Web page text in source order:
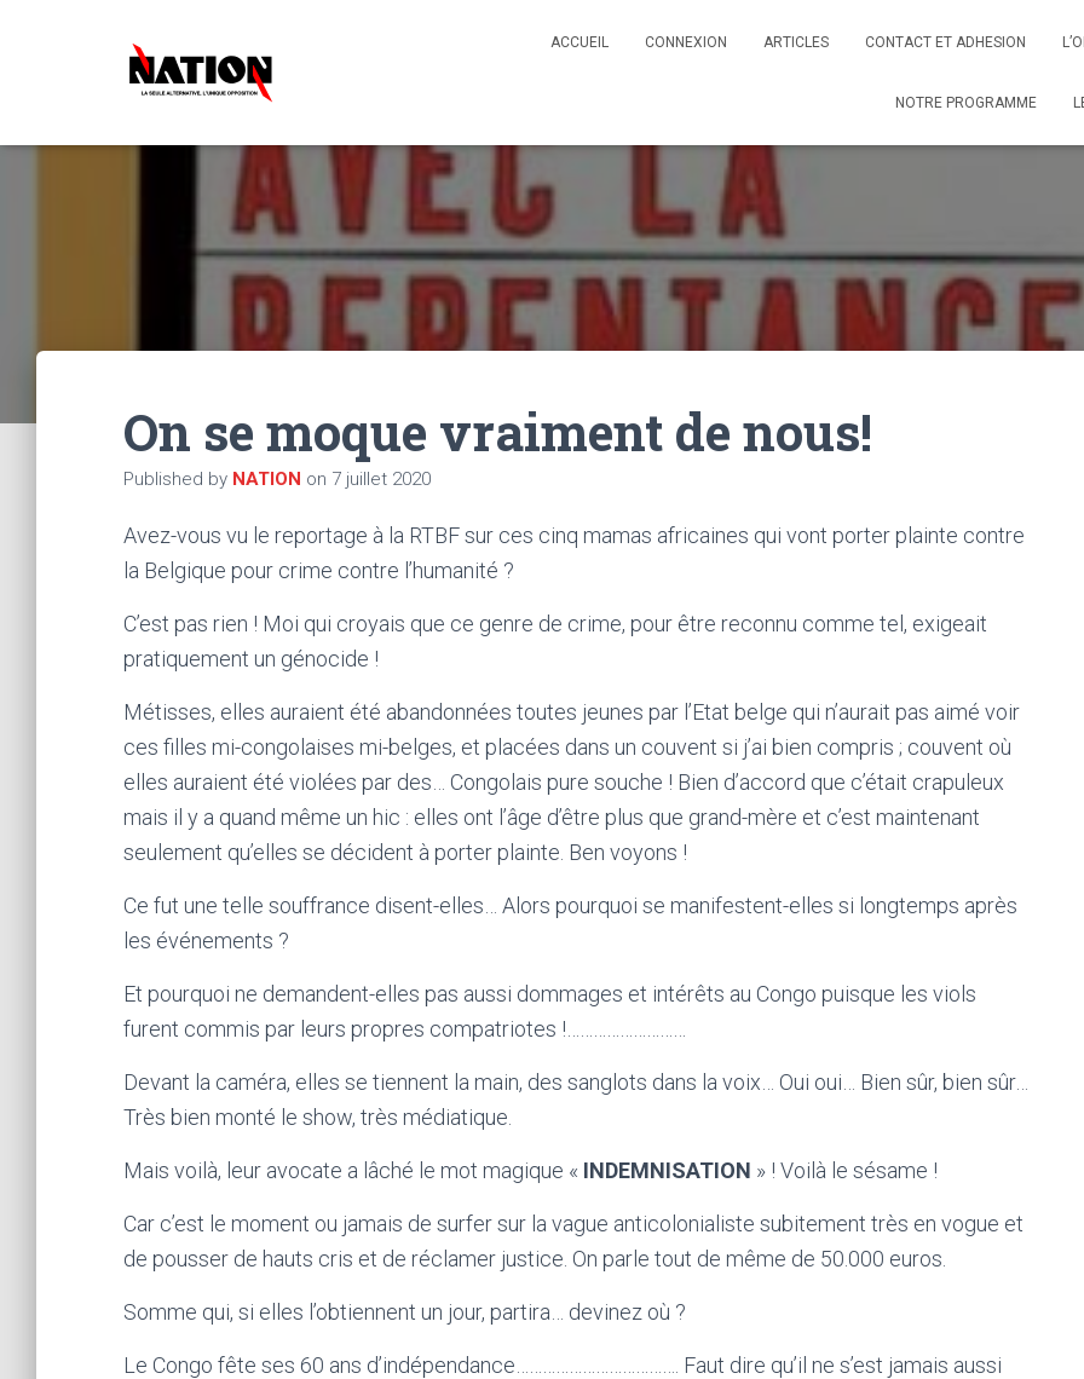
ACCUEIL CONNEXION ARTICLES CONTACT ET ADHESION
NOTRE PROGRAMME
On se moque vraiment de nous!
Published by NATION on 7 juillet 2020
Avez-vous vu le reportage à la RTBF sur ces cinq mamas africaines qui vont porter plainte contre
la Belgique pour crime contre l’humanité ?
C’est pas rien ! Moi qui croyais que ce genre de crime, pour être reconnu comme tel, exigeait
pratiquement un génocide !
Métisses, elles auraient été abandonnées toutes jeunes par l’Etat belge qui n’aurait pas aimé voir
ces filles mi-congolaises mi-belges, et placées dans un couvent si j’ai bien compris ; couvent où
elles auraient été violées par des… Congolais pure souche ! Bien d’accord que c’était crapuleux
mais il y a quand même un hic : elles ont l’âge d’être plus que grand-mère et c’est maintenant
seulement qu’elles se décident à porter plainte. Ben voyons !
Ce fut une telle souffrance disent-elles… Alors pourquoi se manifestent-elles si longtemps après
les événements ?
Et pourquoi ne demandent-elles pas aussi dommages et intérêts au Congo puisque les viols
furent commis par leurs propres compatriotes !………………………
Devant la caméra, elles se tiennent la main, des sanglots dans la voix… Oui oui… Bien sûr, bien sûr…
Très bien monté le show, très médiatique.
Mais voilà, leur avocate a lâché le mot magique « INDEMNISATION » ! Voilà le sésame !
Car c’est le moment ou jamais de surfer sur la vague anticolonialiste subitement très en vogue et
de pousser de hauts cris et de réclamer justice. On parle tout de même de 50.000 euros.
Somme qui, si elles l’obtiennent un jour, partira… devinez où ?
Le Congo fête ses 60 ans d’indépendance………………………………. Faut dire qu’il ne s’est jamais aussi